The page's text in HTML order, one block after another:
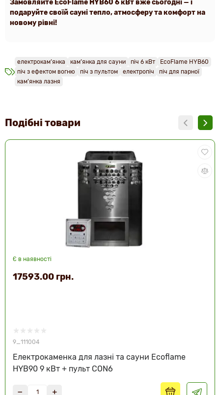
Замовляйте EcoFlame HYB60 6 кВт вже сьогодні — і
подаруйте своїй сауні тепло, атмосферу та комфорт на
новому рівні!
електрокам’янка кам’янка для сауни піч 6 кВт
EcoFlame HYB60
піч з ефектом вогню
піч з пультом електропіч
піч для парної
кам’янка лазня
Подібні товари
Є в наявності
9_111004
Електрокаменка для лазні та сауни Ecoflame
HYB90 9 кВт + пульт CON6
17593.00 грн.